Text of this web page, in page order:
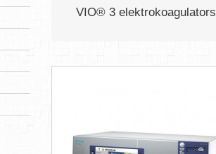
VIO® 3 elektrokoagulators